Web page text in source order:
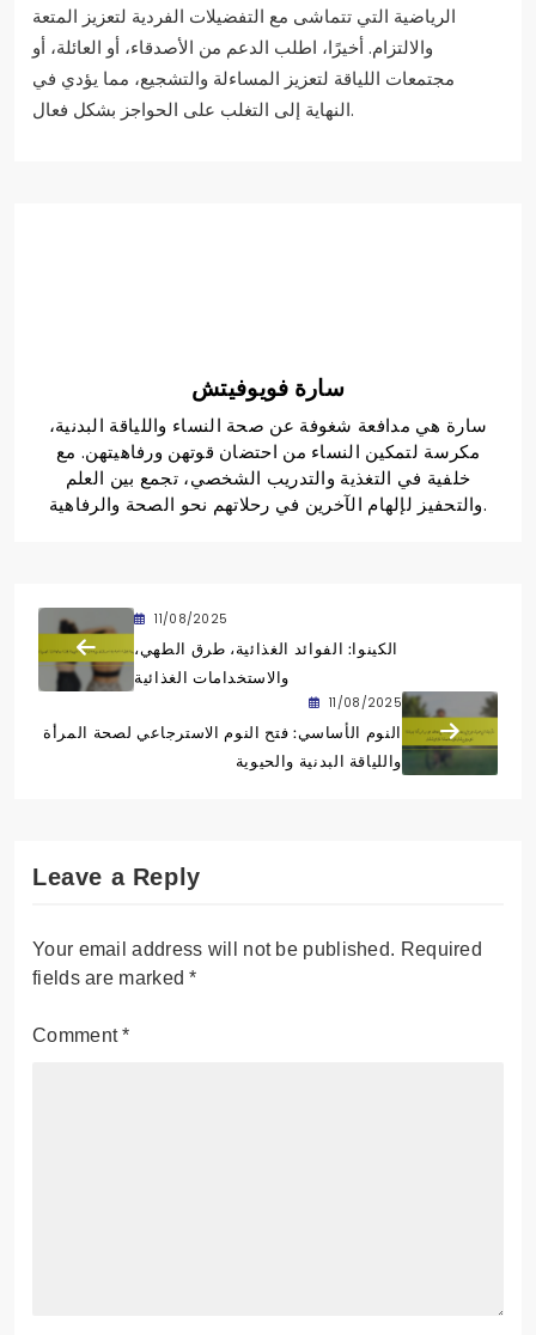
الرياضية التي تتماشى مع التفضيلات الفردية لتعزيز المتعة
والالتزام. أخيرًا، اطلب الدعم من الأصدقاء، أو العائلة، أو
مجتمعات اللياقة لتعزيز المساءلة والتشجيع، مما يؤدي في
النهاية إلى التغلب على الحواجز بشكل فعال.
سارة فويوفيتش
سارة هي مدافعة شغوفة عن صحة النساء واللياقة البدنية،
مكرسة لتمكين النساء من احتضان قوتهن ورفاهيتهن. مع
خلفية في التغذية والتدريب الشخصي، تجمع بين العلم
والتحفيز لإلهام الآخرين في رحلاتهم نحو الصحة والرفاهية.
11/08/2025
الكينوا: الفوائد الغذائية، طرق الطهي،
والاستخدامات الغذائية
11/08/2025
النوم الأساسي: فتح النوم الاسترجاعي لصحة المرأة
واللياقة البدنية والحيوية
Leave a Reply
Your email address will not be published. Required
fields are marked*
Comment*